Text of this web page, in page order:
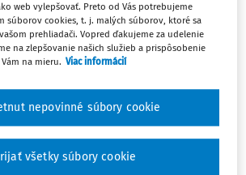
Máte predplatné? Prihláste sa
sa a aktivujte si 10-
prístup zdarma
web vylepšovať. Preto od Vás potrebujeme
súborov cookies, t. j. malých súborov, ktoré sa
prehliadači. Vopred ďakujeme za udelenie
na zlepšovanie našich služieb a prispôsobenie
na mieru. Viac informácií
nepovinné súbory cookie
všetky súbory cookie